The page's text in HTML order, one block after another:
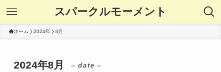
スパークルモーメント
ホーム 2024年 8月
2024年8月 – date –